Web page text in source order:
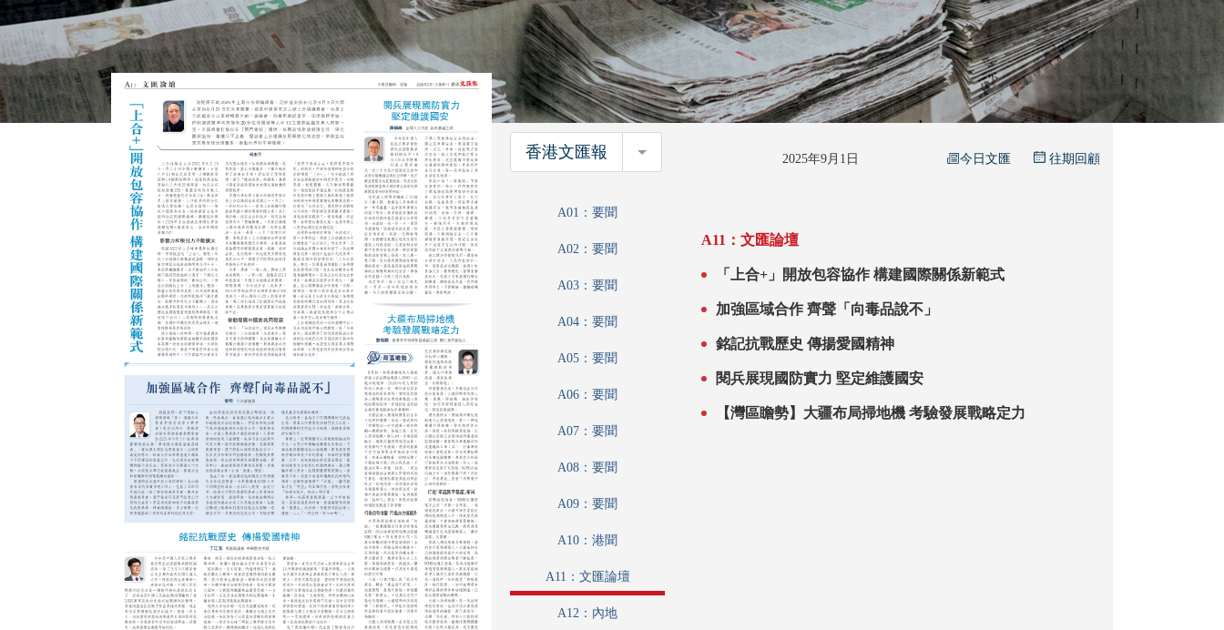
香港文匯報 香港文匯報 2025年9月1日 今日文匯 往期回顧
A01：要聞
A02：要聞
A03：要聞
A04：要聞
A05：要聞
A06：要聞
A07：要聞
A08：要聞
A09：要聞
A10：港聞
A11：文匯論壇
A12：內地
A11：文匯論壇
「上合+」開放包容協作 構建國際關係新範式
加強區域合作 齊聲「向毒品說不」
銘記抗戰歷史 傳揚愛國精神
閱兵展現國防實力 堅定維護國安
【灣區瞻勢】大疆布局掃地機 考驗發展戰略定力